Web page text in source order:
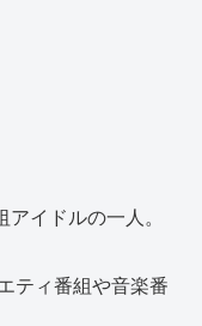
イドルの一人。
ティ番組や音楽番